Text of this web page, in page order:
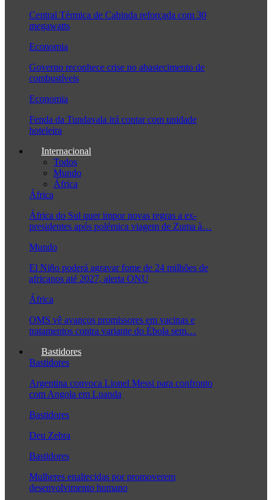
Central Térmica de Cabinda reforçada com 30
megawatts
Economia
Governo reconhece crise no abastecimento de
combustíveis
Economia
Fenda da Tundavala irá contar com unidade
hoteleira
Internacional
Todos
Mundo
África
África
África do Sul quer impor novas regras a ex-
presidentes após polémica viagem de Zuma à…
Mundo
El Niño poderá agravar fome de 24 milhões de
africanos até 2027, alerta ONU
África
OMS vê avanços promissores em vacinas e
tratamentos contra variante do Ébola sem…
Bastidores
Bastidores
Argentina convoca Lionel Messi para confronto
com Angola em Luanda
Bastidores
Deu Zebra
Bastidores
Mulheres enaltecidas por promoverem
desenvolvimento humano